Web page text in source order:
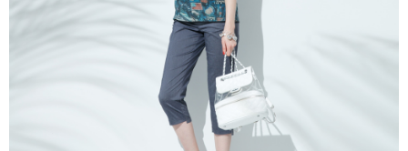
時審查核予不同之上限額度；若仍有額度不足之情形，本公司將視審查結果
５．嚴禁一人註冊多個帳號或使用他人資訊註冊。若發現惡意使用之情形，
恩沛科技股份有限公司將有權停止該用戶之使用額度並採取法律行動。